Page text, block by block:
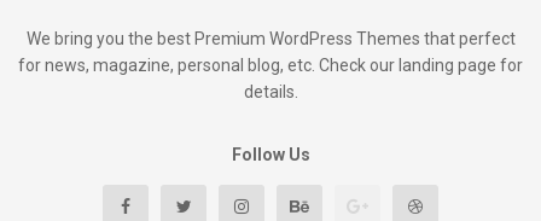
We bring you the best Premium WordPress Themes that perfect
for news, magazine, personal blog, etc. Check our landing page for
details.
Follow Us